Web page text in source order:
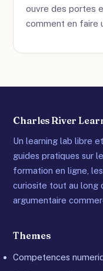
ouvre des portes
comment en faire
Charles River
Un learning lab libre
guides pratiques sur
formation en ligne,
curiosite tout au long
argumentaire
Themes
Competences